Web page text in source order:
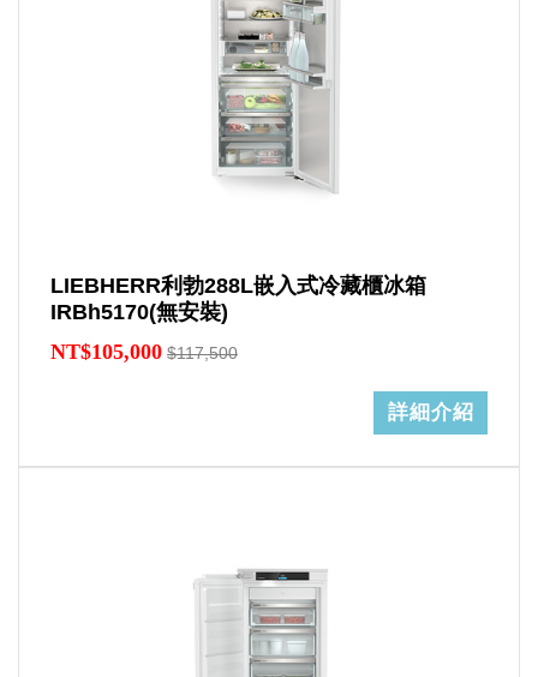
LIEBHERR利勃288L嵌入式冷藏櫃冰箱
IRBh5170(無安裝)
NT$105,000 $117,500
詳細介紹